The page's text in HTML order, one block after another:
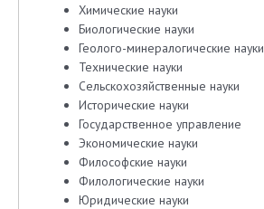
Химические науки
Биологические науки
Геолого-минералогические науки
Технические науки
Сельскохозяйственные науки
Исторические науки
Государственное управление
Экономические науки
Философские науки
Филологические науки
Юридические науки